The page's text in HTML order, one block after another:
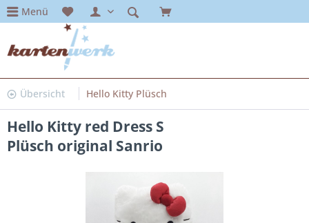
Menü
Übersicht Hello Kitty Plüsch
Hello Kitty red Dress S
Plüsch original Sanrio